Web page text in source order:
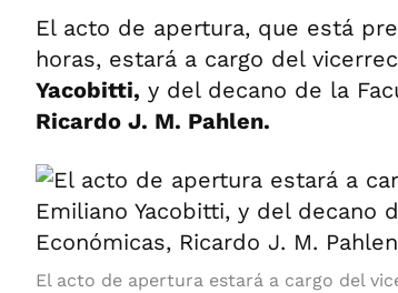
El acto de apertura, que está
horas, estará a cargo del
Yacobitti, y del decano de la
Ricardo J. M. Pahlen.
El acto de apertura estará a cargo del